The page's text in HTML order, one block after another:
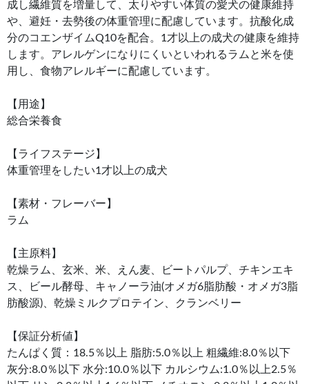
成し繊維質を増量して、太りやすい体質の愛犬の健康維持
や、避妊・去勢後の体重管理に配慮しています。抗酸化成
分のコエンザイムQ10を配合。1才以上の成犬の健康を維持
します。アレルゲンになりにくいといわれるラムと米を使
用し、食物アレルギーに配慮しています。
【用途】
総合栄養食
【ライフステージ】
体重管理をしたい1才以上の成犬
【素材・フレーバー】
ラム
【主原料】
乾燥ラム、玄米、米、えん麦、ビートパルプ、チキンエキ
ス、ビール酵母、キャノーラ油(オメガ6脂肪酸・オメガ3脂
肪酸源)、乾燥ミルクプロテイン、クランベリー
【保証分析値】
たんぱく質：18.5％以上 脂肪:5.0％以上 粗繊維:8.0％以下
灰分:8.0％以下 水分:10.0％以下 カルシウム:1.0％以上2.5％